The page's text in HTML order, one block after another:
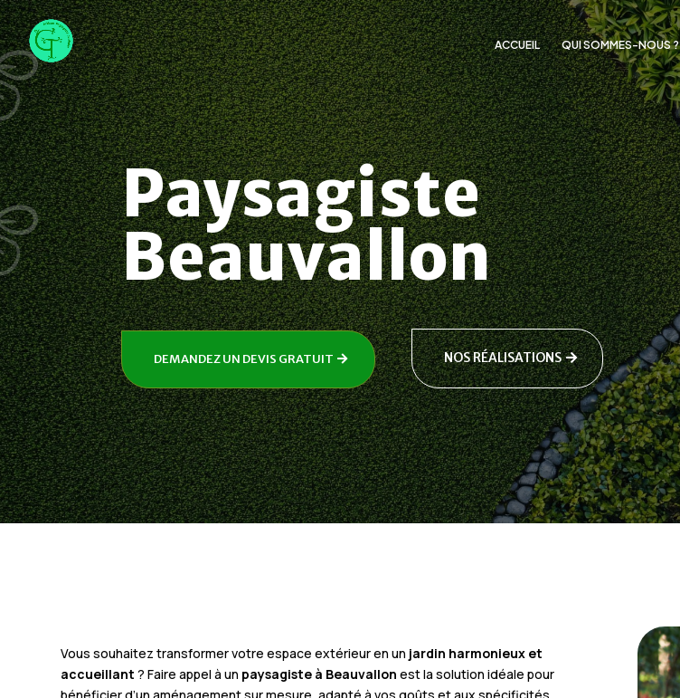
ACCUEIL QUI SOMMES-NOUS ?
Paysagiste
Beauvallon
DEMANDEZ UN DEVIS GRATUIT NOS RÉALISATIONS
Vous souhaitez transformer votre espace extérieur en un jardin harmonieux et
accueillant ? Faire appel à un paysagiste à Beauvallon est la solution idéale pour